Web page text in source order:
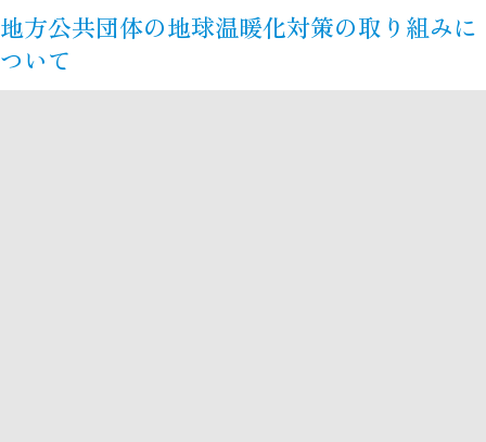
地方公共団体の地球温暖化対策の取り組みに
ついて